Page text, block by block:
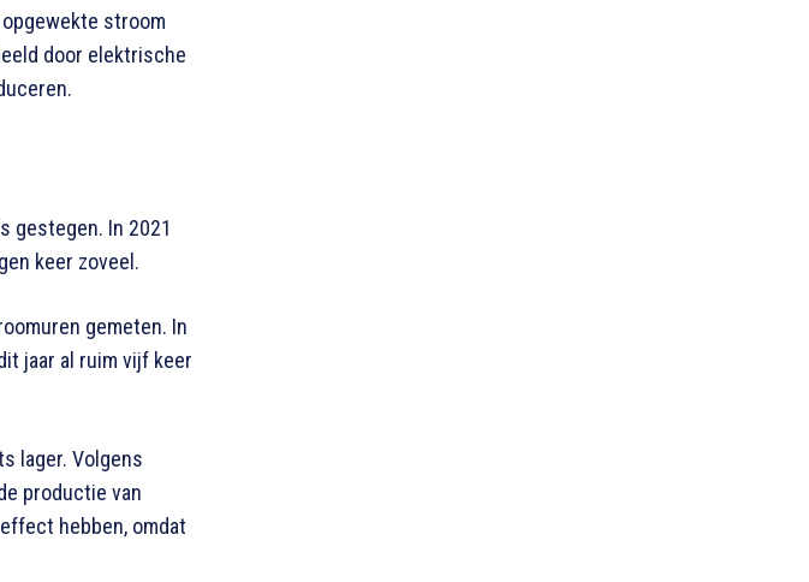
stroom
door elektrische
gestegen. In 2021
keer zoveel.
gemeten. In
jaar al ruim vijf keer
lager. Volgens
productie van
hebben, omdat